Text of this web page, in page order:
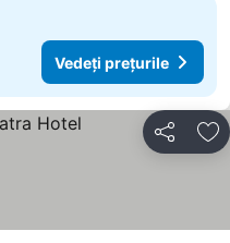
Vedeți prețurile
Distribuiți